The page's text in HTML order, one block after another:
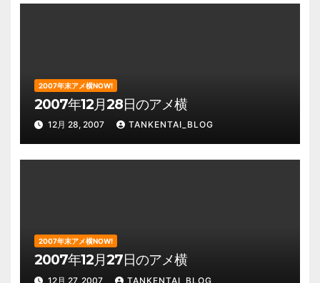
2007年末アメ横NOW!
2007年12月28日のアメ横
12月 28, 2007 TANKENTAI_BLOG
2007年末アメ横NOW!
2007年12月27日のアメ横
12月 27, 2007 TANKENTAI_BLOG